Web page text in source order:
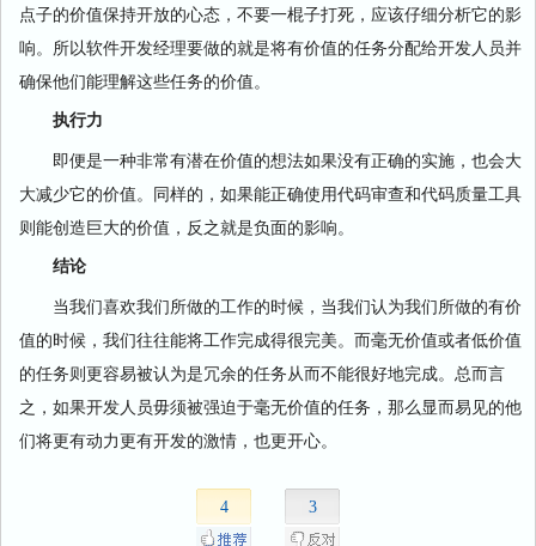
点子的价值保持开放的心态，不要一棍子打死，应该仔细分析它的影
响。所以软件开发经理要做的就是将有价值的任务分配给开发人员并
确保他们能理解这些任务的价值。
执行力
即便是一种非常有潜在价值的想法如果没有正确的实施，也会大
大减少它的价值。同样的，如果能正确使用代码审查和代码质量工具
则能创造巨大的价值，反之就是负面的影响。
结论
当我们喜欢我们所做的工作的时候，当我们认为我们所做的有价
值的时候，我们往往能将工作完成得很完美。而毫无价值或者低价值
的任务则更容易被认为是冗余的任务从而不能很好地完成。总而言
之，如果开发人员毋须被强迫于毫无价值的任务，那么显而易见的他
们将更有动力更有开发的激情，也更开心。
4 3